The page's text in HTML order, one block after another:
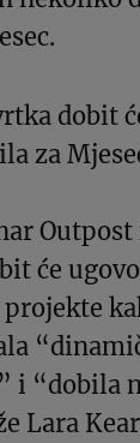
dobit
za
Outpost
će
i “dobila
Lara